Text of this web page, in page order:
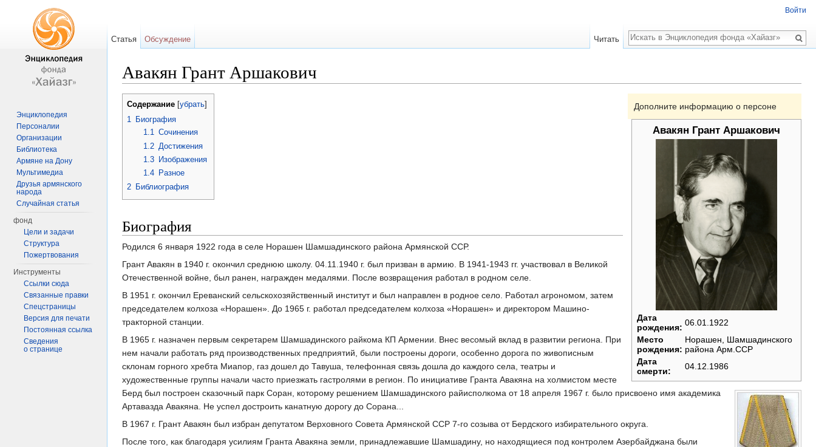
Авакян Грант Аршакович
Дополните информацию о персоне
Авакян Грант Аршакович
Дата
рождения: 06.01.1922
Место
рождения:
Норашен, Шамшадинского
района Арм.ССР
Дата
смерти:
04.12.1986
Содержание убрать
1 Биография
1.1 Сочинения
1.2 Достижения
1.3
Изображения
1.4
Разное
2 Библиография
Биография
Родился 6 января 1922 года в селе Норашен Шамшадинского района Армянской ССР.
Грант Авакян в 1940 г. окончил среднюю школу. 04.11.1940 г. был призван в армию. В 1941-1943 гг. участвовал в Великой
Отечественной войне, был ранен, награжден медалями. После возвращения работал в родном селе.
В 1951 г. окончил Ереванский сельскохозяйственный институт и был направлен в родное село. Работал агрономом, затем
председателем колхоза «Норашен». До 1965 г. работал председателем колхоза «Норашен» и директором Машино-
тракторной станции.
В 1965 г. назначен первым секретарем Шамшадинского райкома КП Армении. Внес весомый вклад в развитии региона. При
нем начали работать ряд производственных предприятий, были построены дороги, особенно дорога по живописным
склонам горного хребта Миапор, газ дошел до Тавуша, телефонная связь дошла до каждого села, театры и
художественные группы начали часто приезжать гастролями в регион. По инициативе Гранта Авакяна на холмистом месте
Берд был построен сказочный парк Соран, которому решением Шамшадинского райисполкома от 18 апреля 1967 г. было присвоено имя академика
Артавазда Авакяна. Не успел достроить канатную дорогу до Сорана...
В 1967 г. Грант Авакян был избран депутатом Верховного Совета Армянской ССР 7-го созыва от Бердского избирательного округа.
После того, как благодаря усилиям Гранта Авакяна земли, принадлежавшие Шамшадину, но находящиеся под контролем Азербайджана были
Войти
Статья Обсуждение Читать
Поиск
Энциклопедия
Персоналии
Организации
Библиотека
Армяне на Дону
Мультимедиа
Друзья армянского
народа
Случайная статья
фонд
Цели и задачи
Структура
Пожертвования
Инструменты
Ссылки сюда
Связанные правки
Спецстраницы
Версия для печати
Постоянная ссылка
Сведения
о странице